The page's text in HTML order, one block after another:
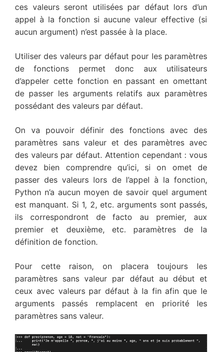
ces valeurs seront utilisées par défaut lors d’un
appel à la fonction si aucune valeur effective (si
aucun argument) n’est passée à la place.
Utiliser des valeurs par défaut pour les paramètres
de fonctions permet donc aux utilisateurs
d’appeler cette fonction en passant en omettant
de passer les arguments relatifs aux paramètres
possédant des valeurs par défaut.
On va pouvoir définir des fonctions avec des
paramètres sans valeur et des paramètres avec
des valeurs par défaut. Attention cependant : vous
devez bien comprendre qu’ici, si on omet de
passer des valeurs lors de l’appel à la fonction,
Python n’a aucun moyen de savoir quel argument
est manquant. Si 1, 2, etc. arguments sont passés,
ils correspondront de facto au premier, aux
premier et deuxième, etc. paramètres de la
définition de fonction.
Pour cette raison, on placera toujours les
paramètres sans valeur par défaut au début et
ceux avec valeurs par défaut à la fin afin que le
arguments passés remplacent en priorité les
paramètres sans valeur.